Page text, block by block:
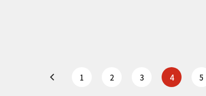
1 2 3 4 5